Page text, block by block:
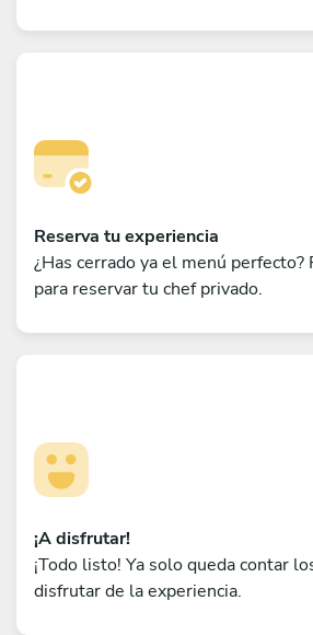
Reserva tu experiencia
¿Has cerrado ya el menú perfecto?
para reservar tu chef privado.
¡A disfrutar!
¡Todo listo! Ya solo queda contar
disfrutar de la experiencia.